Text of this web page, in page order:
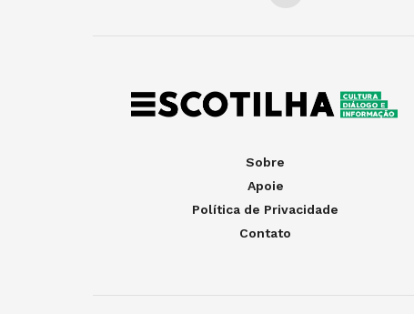
Sobre
Apoie
Política de Privacidade
Contato